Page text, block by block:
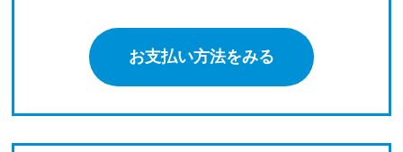
お支払い方法をみる